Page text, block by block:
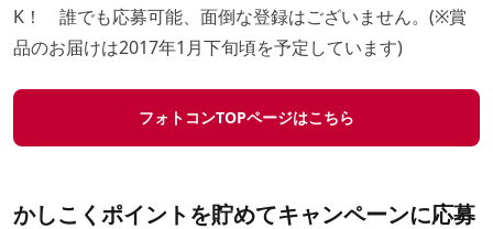
K！ 誰でも応募可能、面倒な登録はございません。(※賞
品のお届けは2017年1月下旬頃を予定しています)
フォトコンTOPページはこちら
かしこくポイントを貯めてキャンペーンに応募